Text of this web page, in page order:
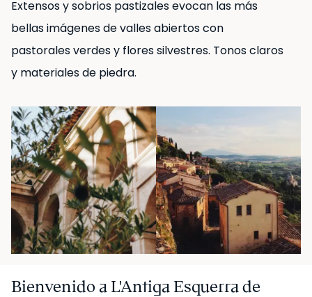
Extensos y sobrios pastizales evocan las más
bellas imágenes de valles abiertos con
pastorales verdes y flores silvestres. Tonos claros
y materiales de piedra.
Bienvenido a L'Antiga Esquerra de